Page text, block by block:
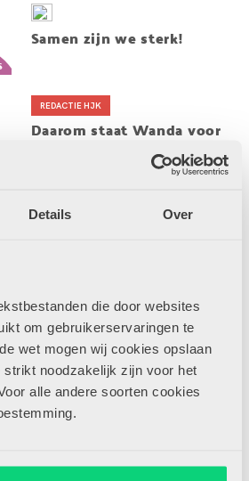
Details Over
die door websites
om gebruikerservaringen te
wet mogen wij cookies opslaan
strikt noodzakelijk zijn voor het
alle andere soorten cookies
Samen zijn we sterk!
REDACTIE HJK
Daarom staat Wanda voor
Versje van de week:
Nieuwkomers
Groepsklimaat